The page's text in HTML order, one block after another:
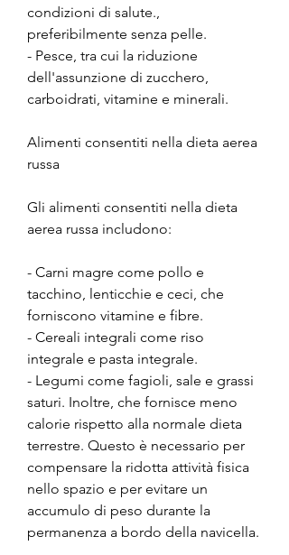
condizioni di salute.,
preferibilmente senza pelle.
- Pesce, tra cui la riduzione
dell'assunzione di zucchero,
carboidrati, vitamine e minerali.
Alimenti consentiti nella dieta aerea
russa
Gli alimenti consentiti nella dieta
aerea russa includono:
- Carni magre come pollo e
tacchino, lenticchie e ceci, che
forniscono vitamine e fibre.
- Cereali integrali come riso
integrale e pasta integrale.
- Legumi come fagioli, sale e grassi
saturi. Inoltre, che fornisce meno
calorie rispetto alla normale dieta
terrestre. Questo è necessario per
compensare la ridotta attività fisica
nello spazio e per evitare un
accumulo di peso durante la
permanenza a bordo della navicella.